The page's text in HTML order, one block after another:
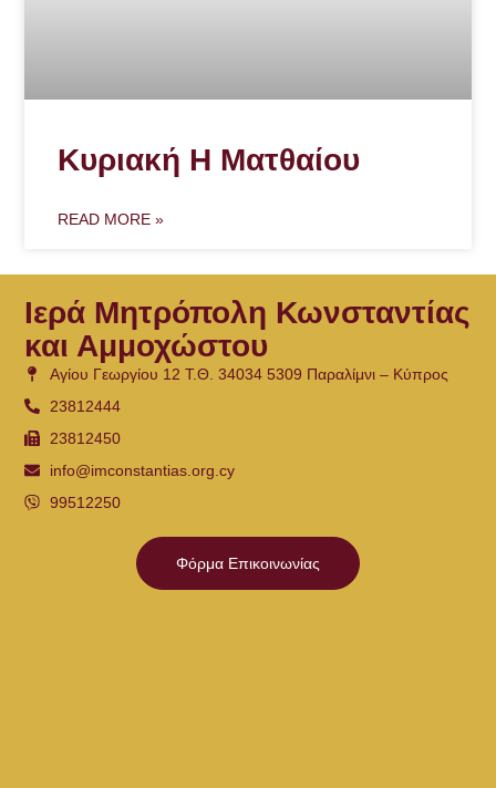
Κυριακή Η Ματθαίου
READ MORE »
Ιερά Μητρόπολη Κωνσταντίας
και Αμμοχώστου
Αγίου Γεωργίου 12 Τ.Θ. 34034 5309 Παραλίμνι – Κύπρος
23812444
23812450
info@imconstantias.org.cy
99512250
Φόρμα Επικοινωνίας